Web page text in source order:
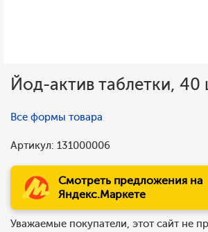
Йод-актив таблетки, 40
Все формы товара
Артикул: 131000006
Смотреть предложения на
Яндекс.Маркете
Уважаемые покупатели, этот сайт не